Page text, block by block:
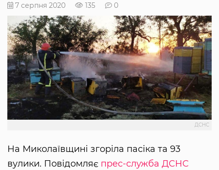
7 серпня 2020 135 0
ДСНС
На Миколаївщині згоріла пасіка та 93
вулики. Повідомляє прес-служба ДСНС